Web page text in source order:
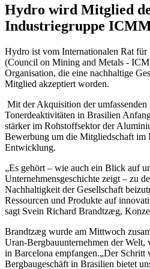
Hydro wird Mitglied
Industriegruppe
Hydro ist vom Internationalen Rat
(Council on Mining and Metals -
Organisation, die eine nachhaltige
Mitglied akzeptiert worden.
Mit der Akquisition der
Tonerdeaktivitäten in Brasilien
stärker im Rohstoffsektor der
Bewerbung um die Mitgliedschaft im
Entwicklung.
„Es gehört – wie auch ein Blick auf
Unternehmensgeschichte zeigt – zu
Nachhaltigkeit der Gesellschaft
Ressourcen und Produkte auf
sagt Svein Richard Brandtzæg,
Brandtzæg wurde am Mittwoch
Uran-Bergbauunternehmen der
in Barcelona empfangen.„Der
Bergbaugeschäft in Brasilien bietet